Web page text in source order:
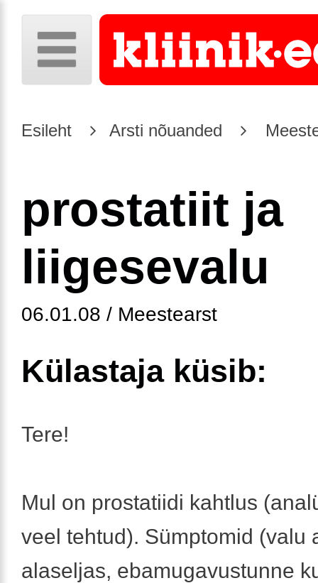
Esileht Arsti nõuanded
prostatiit ja
liigesevalu
06.01.08 / Meestearst
Külastaja küsib:
Tere!
Mul on prostatiidi kahtlus
veel tehtud). Sümptomid (valu
alaseljas, ebamugavustunne